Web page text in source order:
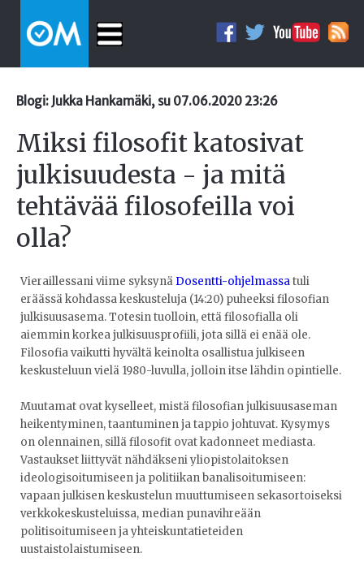
Blogi: Jukka Hankamäki, su 07.06.2020 23:26
Miksi filosofit katosivat
julkisuudesta - ja mitä
tehtävää filosofeilla voi
olla?
Vieraillessani viime syksynä Dosentti-ohjelmassatuli
eräässä kohdassa keskusteluja (14:20) puheeksi filosofian
julkisuusasema. Totesin tuolloin, että filosofialla oli
aiemmin korkea julkisuusprofiili, jota sillä ei enää ole.
Filosofia vaikutti hyvältä keinolta osallistua julkiseen
keskusteluun vielä 1980-luvulla, jolloin itse lähdin opintielle.
Muutamat ovat kyselleet, mistä filosofian julkisuusaseman
heikentyminen, taantuminen ja tappio johtuvat. Kysymys
on olennainen, sillä filosofit ovat kadonneet mediasta.
Vastaukset liittyvät nähdäkseni yliopistolaitoksen
ideologisoitumiseen ja politiikan banalisoitumiseen:
vapaan julkisen keskustelun muuttumiseen sekasortoiseksi
verkkokeskusteluissa, median punavihreään
politisoitumiseen ja yhteiskuntatieteiden
uustaistolaistumiseen.